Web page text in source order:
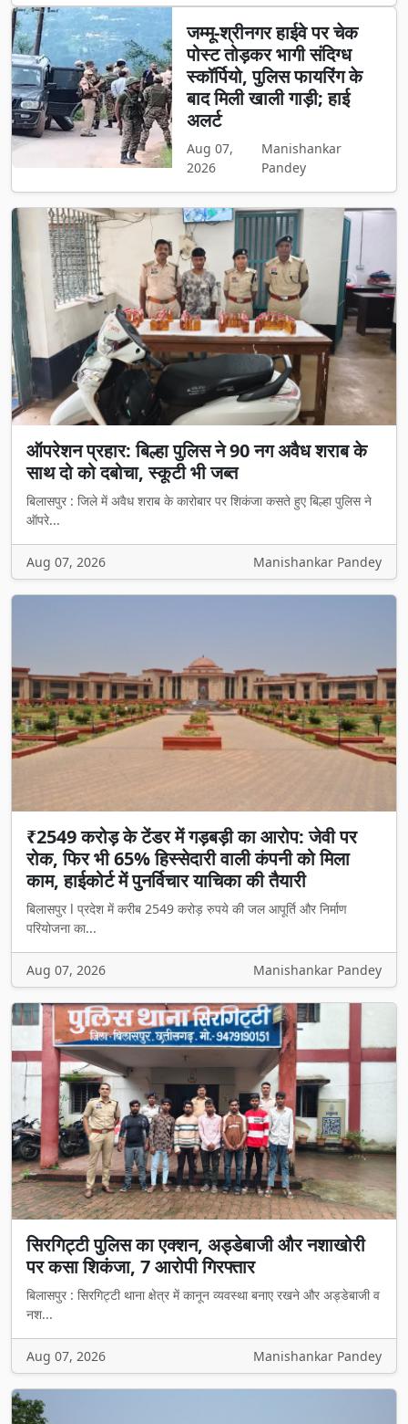
जम्मू-श्रीनगर हाईवे पर चेक
पोस्ट तोड़कर भागी संदिग्ध
स्कॉर्पियो, पुलिस फायरिंग के
बाद मिली खाली गाड़ी; हाई
अलर्ट
Aug 07,
2026
Manishankar
Pandey
ऑपरेशन प्रहार: बिल्हा पुलिस ने 90 नग अवैध शराब के
साथ दो को दबोचा, स्कूटी भी जब्त
बिलासपुर : जिले में अवैध शराब के कारोबार पर शिकंजा कसते हुए बिल्हा पुलिस ने
ऑपरे...
Aug 07, 2026 Manishankar Pandey
₹2549 करोड़ के टेंडर में गड़बड़ी का आरोप: जेवी पर
रोक, फिर भी 65% हिस्सेदारी वाली कंपनी को मिला
काम, हाईकोर्ट में पुनर्विचार याचिका की तैयारी
बिलासपुर l प्रदेश में करीब 2549 करोड़ रुपये की जल आपूर्ति और निर्माण
परियोजना का...
Aug 07, 2026 Manishankar Pandey
सिरगिट्टी पुलिस का एक्शन, अड्डेबाजी और नशाखोरी
पर कसा शिकंजा, 7 आरोपी गिरफ्तार
बिलासपुर : सिरगिट्टी थाना क्षेत्र में कानून व्यवस्था बनाए रखने और अड्डेबाजी व
नश...
Aug 07, 2026 Manishankar Pandey